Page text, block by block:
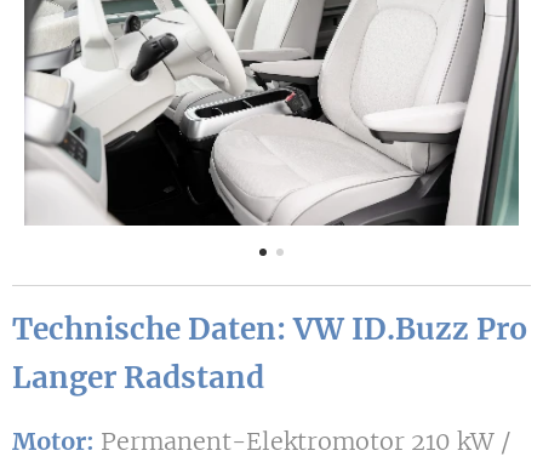
Technische Daten:VW ID.Buzz Pro
Langer Radstand
Motor: Permanent-Elektromotor 210 kW /